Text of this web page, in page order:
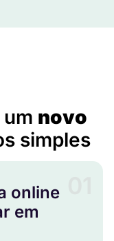
novo
simples
online
em